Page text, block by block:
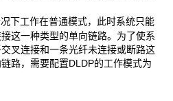
下工作在普通模式，此时系统只能
这一种类型的单向链路。为了使系
叉连接和一条光纤未连接或断路这
路，需要配置DLDP的工作模式为